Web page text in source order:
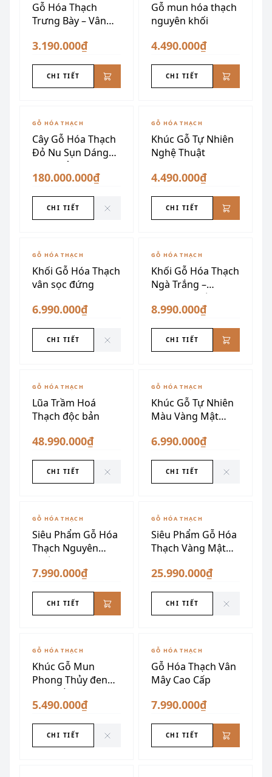
Gỗ Hóa Thạch
Trưng Bày – Vân
3.190.000₫
CHI TIẾT
Gỗ mun hóa thạch
nguyên khối
4.490.000₫
CHI TIẾT
ĐÃ SƯU TẦM
GỖ HÓA THẠCH
Cây Gỗ Hóa Thạch
Đỏ Nu Sụn Dáng
Ngọn Lửa
180.000.000₫
CHI TIẾT
GỖ HÓA THẠCH
Khúc Gỗ Tự Nhiên
Nghệ Thuật
4.490.000₫
CHI TIẾT
ĐÃ SƯU TẦM
GỖ HÓA THẠCH
Khối Gỗ Hóa Thạch
vân sọc đứng
6.990.000₫
CHI TIẾT
GỖ HÓA THẠCH
Khối Gỗ Hóa Thạch
Ngà Trắng –
Nguyên Khối, Sang
Trọng, Phong Thủy
8.990.000₫
CHI TIẾT
ĐÃ SƯU TẦM
GỖ HÓA THẠCH
Lũa Trầm Hoá
Thạch độc bản
48.990.000₫
CHI TIẾT
ĐÃ SƯU TẦM
GỖ HÓA THẠCH
Khúc Gỗ Tự Nhiên
Màu Vàng Mật
6.990.000₫
CHI TIẾT
GỖ HÓA THẠCH
Siêu Phẩm Gỗ Hóa
Thạch Nguyên
Khối
7.990.000₫
CHI TIẾT
ĐÃ SƯU TẦM
GỖ HÓA THẠCH
Siêu Phẩm Gỗ Hóa
Thạch Vàng Mật
25.990.000₫
CHI TIẾT
ĐÃ SƯU TẦM
GỖ HÓA THẠCH
Khúc Gỗ Mun
Phong Thủy đen
Vân Trắng
5.490.000₫
CHI TIẾT
GỖ HÓA THẠCH
Gỗ Hóa Thạch Vân
Mây Cao Cấp
7.990.000₫
CHI TIẾT